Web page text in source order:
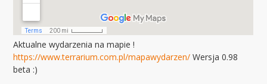
Aktualne wydarzenia na mapie !
https://www.terrarium.com.pl/mapawydarzen/ Wersja 0.98
beta :)